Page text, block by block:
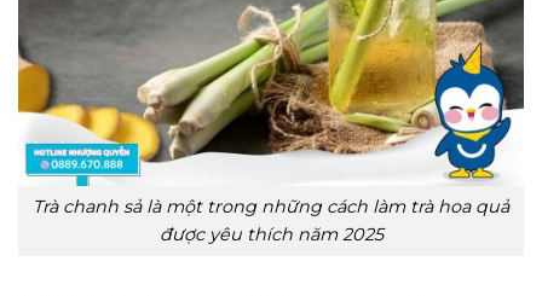
Trà chanh sả là một trong những cách làm trà hoa quả
được yêu thích năm 2025